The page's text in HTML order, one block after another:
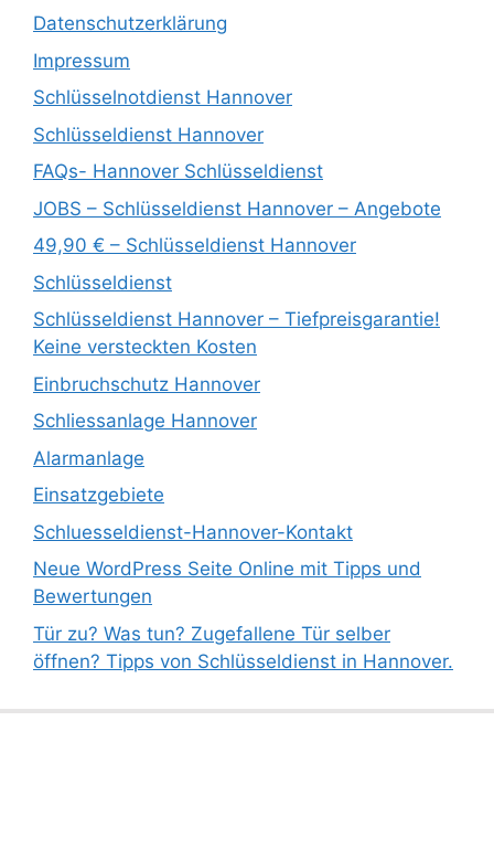
Datenschutzerklärung
Impressum
Schlüsselnotdienst Hannover
Schlüsseldienst Hannover
FAQs- Hannover Schlüsseldienst
JOBS – Schlüsseldienst Hannover – Angebote
49,90 € – Schlüsseldienst Hannover
Schlüsseldienst
Schlüsseldienst Hannover – Tiefpreisgarantie!
Keine versteckten Kosten
Einbruchschutz Hannover
Schliessanlage Hannover
Alarmanlage
Einsatzgebiete
Schluesseldienst-Hannover-Kontakt
Neue WordPress Seite Online mit Tipps und
Bewertungen
Tür zu? Was tun? Zugefallene Tür selber
öffnen? Tipps von Schlüsseldienst in Hannover.